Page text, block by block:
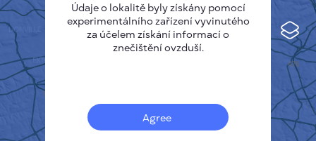
Senzory
Tepelné skvrny
Vítr
Deutsch
Español
JAK TO FUNGUJE
Údaje o lokalitě byly získány pomocí
experimentálního zařízení vyvinutého
za účelem získání informací o
znečištění ovzduší.
Agree